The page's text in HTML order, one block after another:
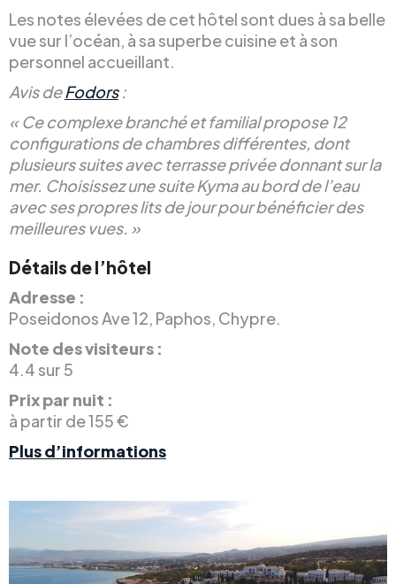
Les notes élevées de cet hôtel sont dues à sa belle
vue sur l’océan, à sa superbe cuisine et à son
personnel accueillant.
Avis deFodors:
« Ce complexe branché et familial propose 12
configurations de chambres différentes, dont
plusieurs suites avec terrasse privée donnant sur la
mer. Choisissez une suite Kyma au bord de l’eau
avec ses propres lits de jour pour bénéficier des
meilleures vues. »
Détails de l’hôtel
Adresse :
Poseidonos Ave 12, Paphos, Chypre.
Note des visiteurs :
4.4 sur 5
Prix par nuit :
à partir de 155 €
Plus d’informations